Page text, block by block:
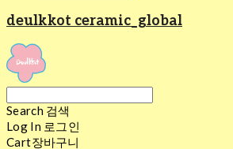
deulkkot ceramic_global
Search 검색
Log In 로그인
Cart장바구니